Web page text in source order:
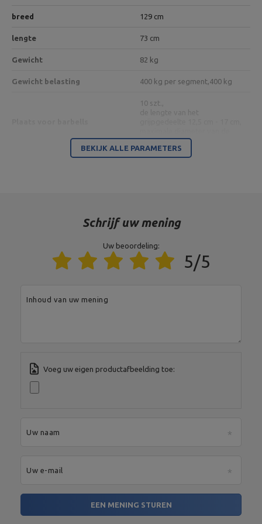
breed 129 cm
lengte 73 cm
Gewicht 82 kg
Gewicht belasting 400 kg per segment,400 kg
10 szt.,
halter 21 cm
Entiteit verantwoordelijk voor dit product in de EU
Spółka Komandytowa
Adres:Boczna 41
BEKIJK ALLE PARAMETERS
Schrijf uw mening
Uw beoordeling:
5/5
Inhoud van uw mening
Voeg uw eigen productafbeelding toe:
Uw naam
Uw e-mail
EEN MENING STUREN